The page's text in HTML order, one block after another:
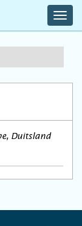
Duitsland